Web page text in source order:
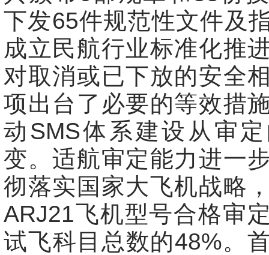
下发65件规范性文件及
成立民航行业标准化推
对取消或已下放的安全
项出台了必要的等效措
动SMS体系建设从审
变。适航审定能力进一
彻落实国家大飞机战略
ARJ21飞机型号合格审
试飞科目总数的48%。